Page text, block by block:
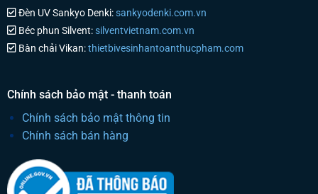
Đèn UV Sankyo Denki:sankyodenki.com.vn
Béc phun Silvent:silventvietnam.com.vn
Bàn chải Vikan:thietbivesinhantoanthucpham.com
Chính sách bảo mật - thanh toán
Chính sách bảo mật thông tin
Chính sách bán hàng